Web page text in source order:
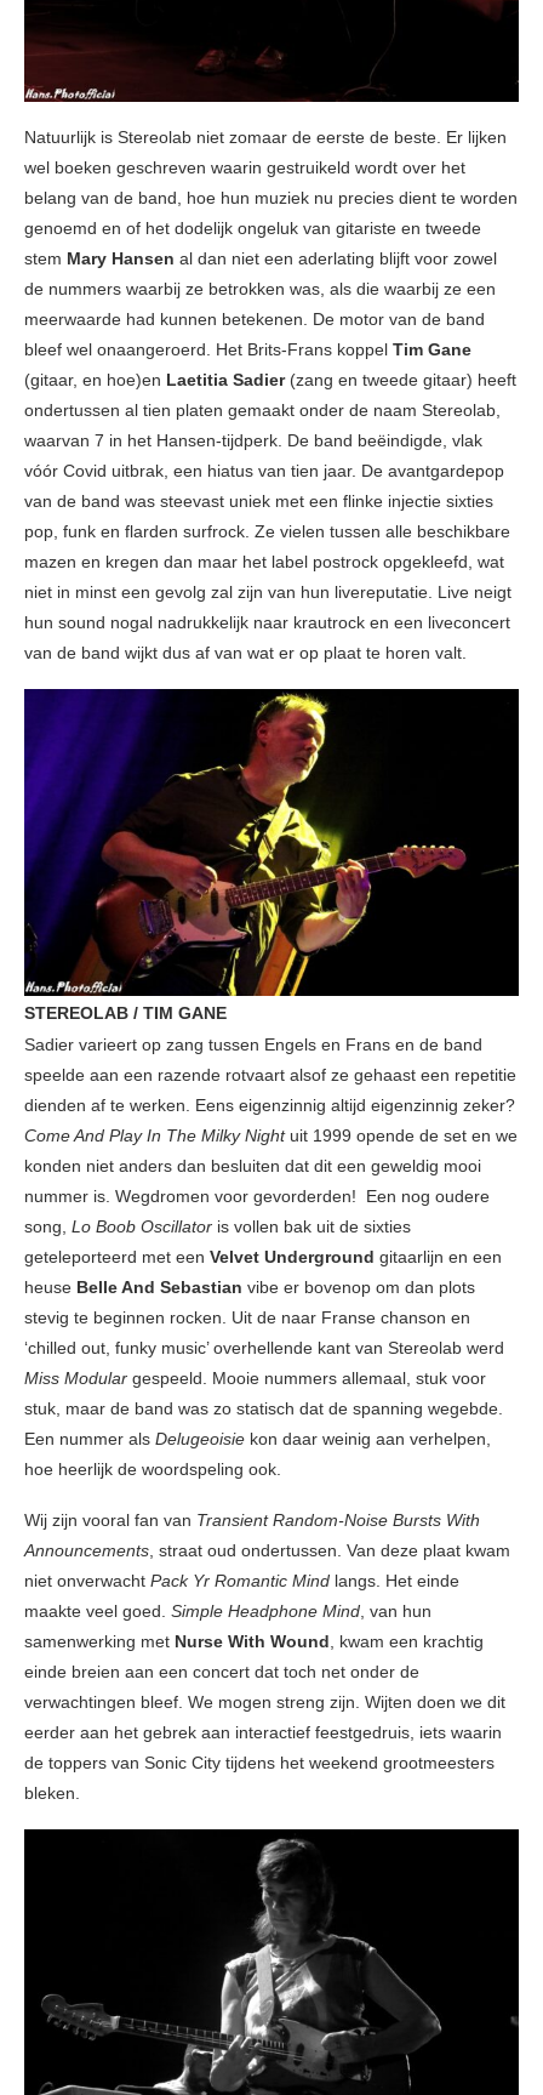
Natuurlijk is Stereolab niet zomaar de eerste de beste. Er lijken
wel boeken geschreven waarin gestruikeld wordt over het
belang van de band, hoe hun muziek nu precies dient te worden
genoemd en of het dodelijk ongeluk van gitariste en tweede
stem Mary Hansen al dan niet een aderlating blijft voor zowel
de nummers waarbij ze betrokken was, als die waarbij ze een
meerwaarde had kunnen betekenen. De motor van de band
bleef wel onaangeroerd. Het Brits-Frans koppel Tim Gane
(gitaar, en hoe)en Laetitia Sadier(zang en tweede gitaar) heeft
ondertussen al tien platen gemaakt onder de naam Stereolab,
waarvan 7 in het Hansen-tijdperk. De band beëindigde, vlak
vóór Covid uitbrak, een hiatus van tien jaar. De avantgardepop
van de band was steevast uniek met een flinke injectie sixties
pop, funk en flarden surfrock. Ze vielen tussen alle beschikbare
mazen en kregen dan maar het label postrock opgekleefd, wat
niet in minst een gevolg zal zijn van hun livereputatie. Live neigt
hun sound nogal nadrukkelijk naar krautrock en een liveconcert
van de band wijkt dus af van wat er op plaat te horen valt.
STEREOLAB / TIM GANE
Sadier varieert op zang tussen Engels en Frans en de band
speelde aan een razende rotvaart alsof ze gehaast een repetitie
dienden af te werken. Eens eigenzinnig altijd eigenzinnig zeker?
Come And Play In The Milky Nightuit 1999 opende de set en we
konden niet anders dan besluiten dat dit een geweldig mooi
nummer is. Wegdromen voor gevorderden! Een nog oudere
song, Lo Boob Oscillator is vollen bak uit de sixties
geteleporteerd met een Velvet Underground gitaarlijn en een
heuse Belle And Sebastian vibe er bovenop om dan plots
stevig te beginnen rocken. Uit de naar Franse chanson en
‘chilled out, funky music’ overhellende kant van Stereolab werd
Miss Modular gespeeld. Mooie nummers allemaal, stuk voor
stuk, maar de band was zo statisch dat de spanning wegebde.
Een nummer als Delugeoisie kon daar weinig aan verhelpen,
hoe heerlijk de woordspeling ook.
Wij zijn vooral fan van Transient Random-Noise Bursts With
Announcements, straat oud ondertussen. Van deze plaat kwam
niet onverwacht Pack Yr Romantic Mind langs. Het einde
maakte veel goed. Simple Headphone Mind, van hun
samenwerking met Nurse With Wound, kwam een krachtig
einde breien aan een concert dat toch net onder de
verwachtingen bleef. We mogen streng zijn. Wijten doen we dit
eerder aan het gebrek aan interactief feestgedruis, iets waarin
de toppers van Sonic City tijdens het weekend grootmeesters
bleken.